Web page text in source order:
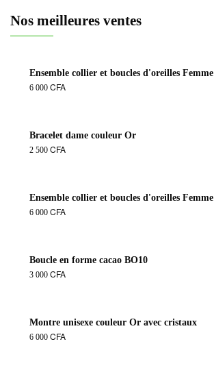
Nos meilleures ventes
Ensemble collier et boucles d'oreilles Femme
6 000 CFA
Bracelet dame couleur Or
2 500 CFA
Ensemble collier et boucles d'oreilles Femme
6 000 CFA
Boucle en forme cacao BO10
3 000 CFA
Montre unisexe couleur Or avec cristaux
6 000 CFA